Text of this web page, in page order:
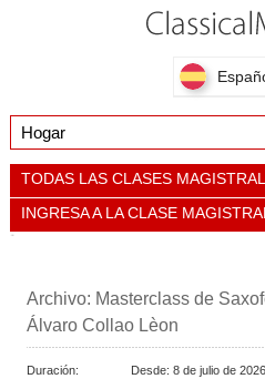
TODAS LAS CLASES
INGRESA A LA CLASE MAGISTRAL
Archivo: Masterclass de
Álvaro Collao Lèon
Duración: Desde: 8 de julio de